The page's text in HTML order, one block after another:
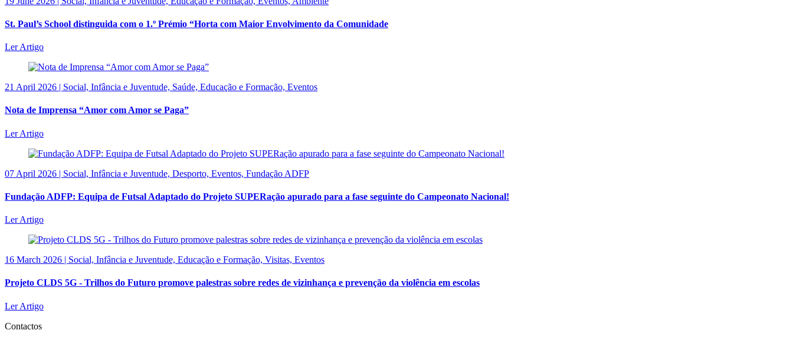
St. Paul’s School distinguida com o 1.º Prémio “Horta com Maior Envolvimento da Comunidade
Ler Artigo
21 April 2026 | Social, Infância e Juventude, Saúde, Educação e Formação, Eventos
Nota de Imprensa “Amor com Amor se Paga”
Ler Artigo
07 April 2026 | Social, Infância e Juventude, Desporto, Eventos, Fundação ADFP
Fundação ADFP: Equipa de Futsal Adaptado do Projeto SUPERação apurado para a fase seguinte do Campeonato Nacional!
Ler Artigo
16 March 2026 | Social, Infância e Juventude, Educação e Formação, Visitas, Eventos
Projeto CLDS 5G - Trilhos do Futuro promove palestras sobre redes de vizinhança e prevenção da violência em escolas
Ler Artigo
Contactos